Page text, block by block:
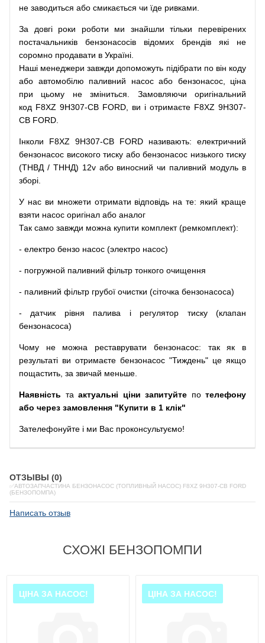
не заводиться або смикається чи їде ривками
За довгі роки роботи ми знайшли тільки
перевірених
постачальників
бензонасосів відомих брендів які
не
соромно продавати в Україні.
Наші менеджери завжди допоможуть підібрати по він коду
або автомобілю паливний насос або бензонасос,
ціна
при
цьому не зміниться Замовляючи
оригінальний
код F8XZ 9H307-CB FORD, ви і отримаєте F8XZ 9H307-
CB FORD.
Інколи F8XZ 9H307-CB FORD називають:
електричний
бензонасос високого тиску або бензонасос низького тиску
(ТНВД / ТННД) 12v або виносний чи паливний модуль в
зборі
У нас ви множети отримати відповідь на те: який краще
взяти насос оригінал або аналог
Так само завжди можна купити комплект (ремкомплект):
- електро бензо насос (электро насос)
- погружной паливний фільтр тонкого очищення
- паливний фільтр грубої очистки (сіточка бензонасоса)
- датчик рівня палива і регулятор тиску (клапан
бензонасоса)
Чому не можна реставрувати бензонасос: так як
в
результаті ви отримаєте бензонасос "Тиждень" це якщо
пощастить, за звичай меньше.
Наявність та актуальні ціни запитуйте по телефону
або через замовлення "Купити в 1 клік"
Зателефонуйте і ми Вас проконсультуємо!
ОТЗЫВЫ (0)
✅АВТОЗАПЧАСТИНА БЕНЗОНАСОС (ТОПЛИВНЫЙ НАСОС) F8XZ 9H307-CB FORD
(БЕНЗОПОМПА)
Написать отзыв
СХОЖІ БЕНЗОПОМПИ
ЦІНА ЗА НАСОС! ЦІНА ЗА НАСОС!